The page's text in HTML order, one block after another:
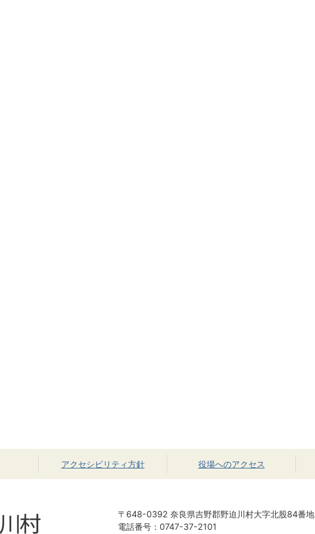
アクセシビリティ方針 役場へのアクセス
〒648-0392 奈良県吉野郡野迫川村大字北股84番地
電話番号：0747-37-2101